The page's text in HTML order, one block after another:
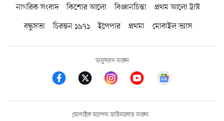
নাগরিক সংবাদ কিশোর আলো বিজ্ঞানচিন্তা
প্রথম আলো ট্রাস্ট
বন্ধুসভা
চিরন্তন ১৯৭১ ইপেপার প্রথমা মোবাইল ভ্যাস
অনুসরণ করুন
মোবাইল অ্যাপস ডাউনলোড করুন